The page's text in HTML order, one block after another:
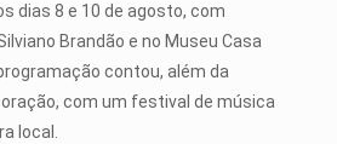
dias 8 e 10 de agosto, com
Brandão e no Museu Casa
contou, além da
com um festival de música
local.